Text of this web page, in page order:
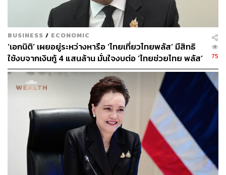
BUSINESS / ECONOMIC
‘เอกนิติ’ เผยอยู่ระหว่างหารือ ‘ไทยเที่ยวไทยพลัส’ มีสิทธิ
ใช้งบจากเงินกู้ 4 แสนล้าน มั่นใจงบต่อ ‘ไทยช่วยไทย พลัส’
เฟส 2 มีเพียงพอ
75